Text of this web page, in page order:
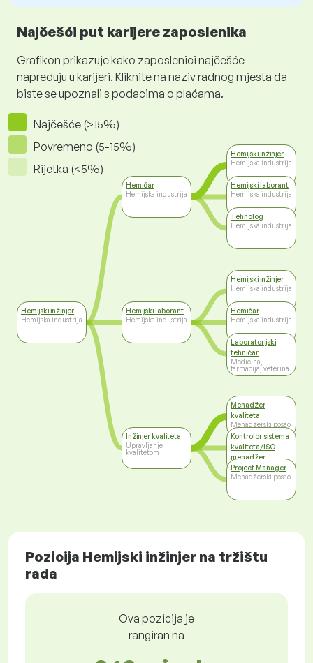
Najčešći put karijere zaposlenika
Grafikon prikazuje kako zaposlenici najčešće
napreduju u karijeri. Kliknite na naziv radnog mjesta da
biste se upoznali s podacima o plaćama.
Najčešće (>15%)
Povremeno (5-15%)
Rijetka (<5%)
Hemijski inžinjer
Hemijska industrija
Hemičar
Hemijska industrija
Hemijski laborant
Hemijska industrija
Inžinjer kvaliteta
Upravljanje
kvalitetom
Hemijski inžinjer
Hemijska industrija
Hemijski laborant
Hemijska industrija
Tehnolog
Hemijska industrija
Hemijski inžinjer
Hemijska industrija
Hemičar
Hemijska industrija
Laboratorijski
tehničar
Medicina,
farmacija, veterina
Menadžer
kvaliteta
Menadžerski posao
Kontrolor sistema
kvaliteta/ISO
menadžer
Viši menadžment
Project Manager
Menadžerski posao
Pozicija Hemijski inžinjer na tržištu
rada
Ova pozicija je
rangiran na